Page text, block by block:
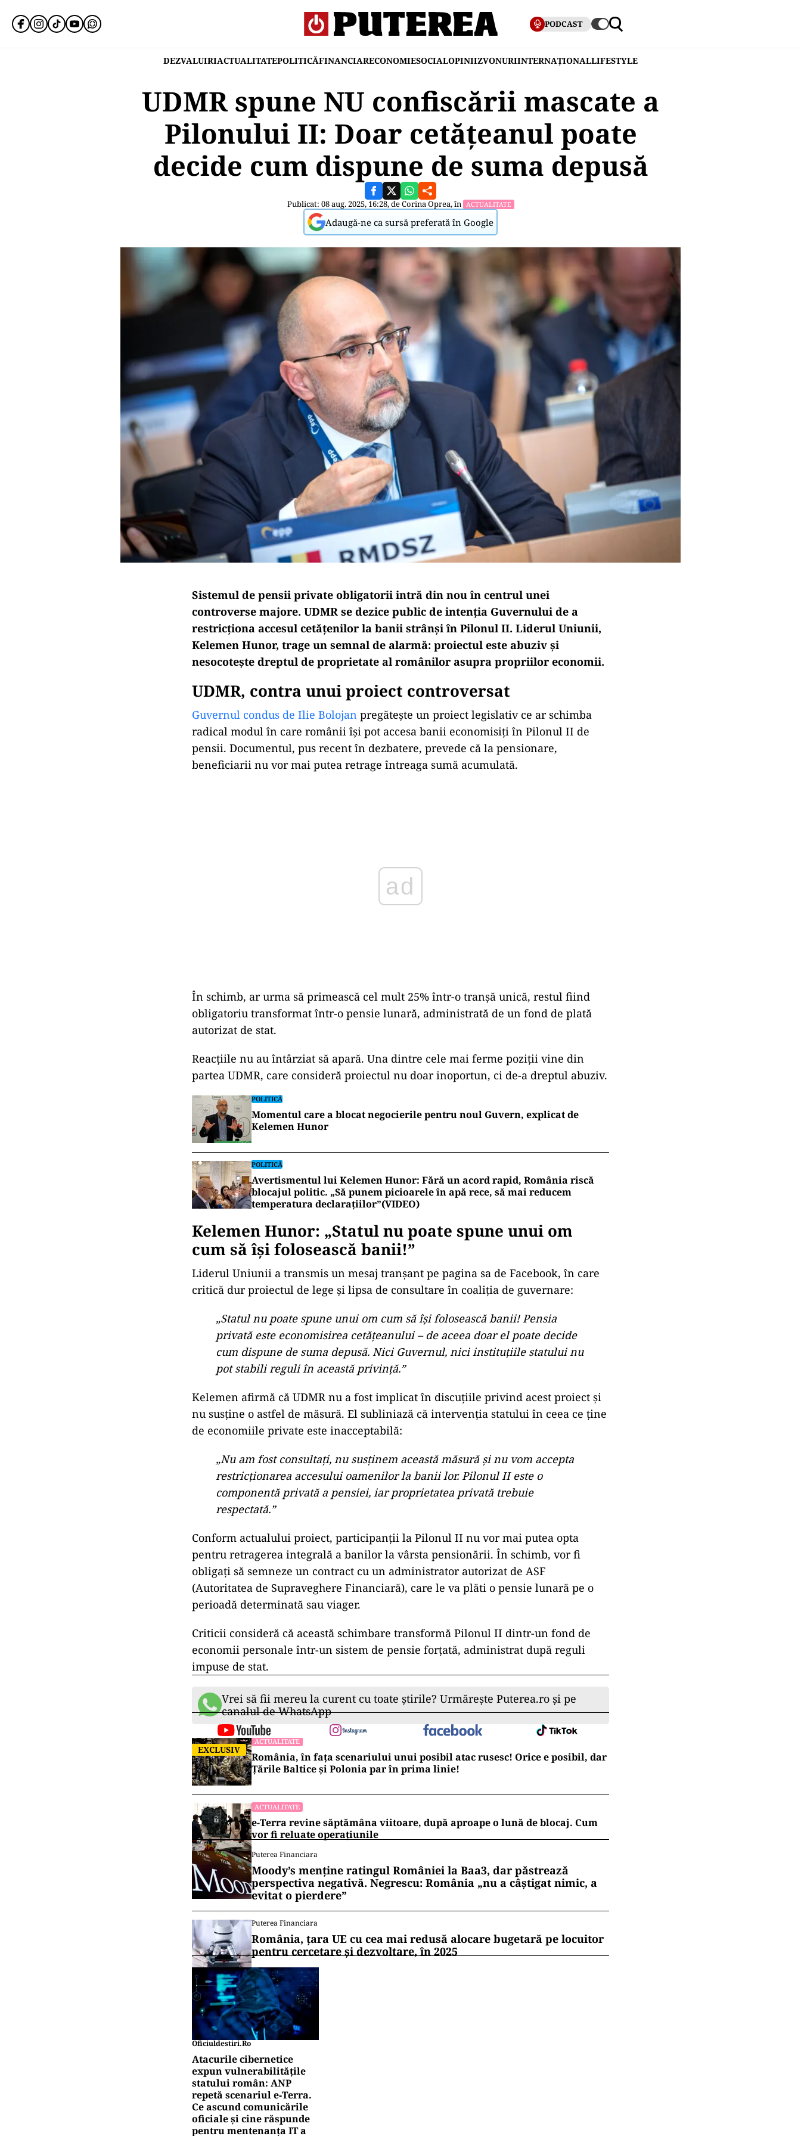
PODCAST
DEZVALUIRIACTUALITATEPOLITICĂFINANCIARECONOMIESOCIALOPINIIZVONURIINTERNAȚIONALLIFESTYLE
UDMR spune NU confiscării mascate a
Pilonului II: Doar cetățeanul poate
decide cum dispune de suma depusă
Publicat: 08 aug. 2025, 16:28, deCorina Oprea, în ACTUALITATE
Adaugă-ne ca sursă preferată în Google
Sistemul de pensii private obligatorii intră din nou în centrul unei
controverse majore. UDMR se dezice public de intenția Guvernului de a
restricționa accesul cetățenilor la banii strânși în Pilonul II. Liderul Uniunii,
Kelemen Hunor, trage un semnal de alarmă: proiectul este abuziv și
nesocotește dreptul de proprietate al românilor asupra propriilor economii.
UDMR, contra unui proiect controversat
Guvernul condus de Ilie Bolojan pregătește un proiect legislativ ce ar schimba
radical modul în care românii își pot accesa banii economisiți în Pilonul II de
pensii. Documentul, pus recent în dezbatere, prevede că la pensionare,
beneficiarii nu vor mai putea retrage întreaga sumă acumulată.
În schimb, ar urma să primească cel mult 25% într-o tranșă unică, restul fiind
obligatoriu transformat într-o pensie lunară, administrată de un fond de plată
autorizat de stat.
Reacțiile nu au întârziat să apară. Una dintre cele mai ferme poziții vine din
partea UDMR, care consideră proiectul nu doar inoportun, ci de-a dreptul abuziv.
POLITICĂ
Momentul care a blocat negocierile pentru noul Guvern, explicat de
Kelemen Hunor
POLITICĂ
Avertismentul lui Kelemen Hunor: Fără un acord rapid, România riscă
blocajul politic. „Să punem picioarele în apă rece, să mai reducem
temperatura declarațiilor”(VIDEO)
Kelemen Hunor: „Statul nu poate spune unui om
cum să își folosească banii!”
Liderul Uniunii a transmis un mesaj tranșant pe pagina sa de Facebook, în care
critică dur proiectul de lege și lipsa de consultare în coaliția de guvernare:
„Statul nu poate spune unui om cum să își folosească banii! Pensia
privată este economisirea cetățeanului – de aceea doar el poate decide
cum dispune de suma depusă. Nici Guvernul, nici instituțiile statului nu
pot stabili reguli în această privință.”
Kelemen afirmă că UDMR nu a fost implicat în discuțiile privind acest proiect și
nu susține o astfel de măsură. El subliniază că intervenția statului în ceea ce ține
de economiile private este inacceptabilă:
„Nu am fost consultați, nu susținem această măsură și nu vom accepta
restricționarea accesului oamenilor la banii lor. Pilonul II este o
componentă privată a pensiei, iar proprietatea privată trebuie
respectată.”
Conform actualului proiect, participanții la Pilonul II nu vor mai putea opta
pentru retragerea integrală a banilor la vârsta pensionării. În schimb, vor fi
obligați să semneze un contract cu un administrator autorizat de ASF
(Autoritatea de Supraveghere Financiară), care le va plăti o pensie lunară pe o
perioadă determinată sau viager.
Criticii consideră că această schimbare transformă Pilonul II dintr-un fond de
economii personale într-un sistem de pensie forțată, administrat după reguli
impuse de stat.
Vrei să fii mereu la curent cu toate știrile? Urmărește Puterea.ro și pe
canalul de WhatsApp
EXCLUSIV
ACTUALITATE
România, în fața scenariului unui posibil atac rusesc! Orice e posibil, dar
Țările Baltice și Polonia par în prima linie!
ACTUALITATE
e-Terra revine săptămâna viitoare, după aproape o lună de blocaj. Cum
vor fi reluate operațiunile
Puterea Financiara
Moody’s menține ratingul României la Baa3, dar păstrează
perspectiva negativă. Negrescu: România „nu a câștigat nimic, a
evitat o pierdere”
Puterea Financiara
România, țara UE cu cea mai redusă alocare bugetară pe locuitor
pentru cercetare și dezvoltare, în 2025
Oficiuldestiri.ro
Atacurile cibernetice
expun vulnerabilitățile
statului român: ANP
repetă scenariul e‑Terra.
Ce ascund comunicările
oficiale și cine răspunde
pentru mentenanța IT a